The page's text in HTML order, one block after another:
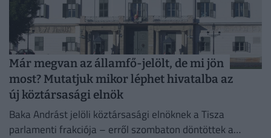
Már megvan az államfő-jelölt, de mi jön
most? Mutatjuk mikor léphet hivatalba az
új köztársasági elnök
Baka Andrást jelöli köztársasági elnöknek a Tisza
parlamenti frakciója – erről szombaton döntöttek a